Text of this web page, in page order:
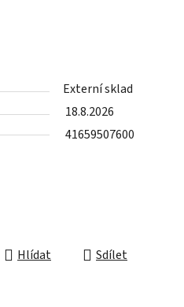
Externí sklad
18.8.2026
41659507600
Hlídat Sdílet